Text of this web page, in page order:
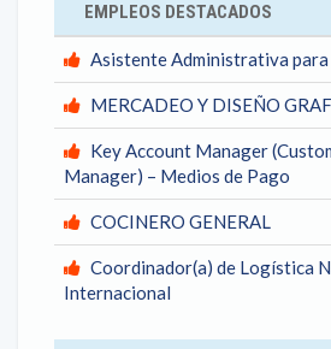
EMPLEOS DESTACADOS
Asistente Administrativa para
MERCADEO Y DISEÑO
Key Account Manager
Manager) – Medios de Pago
COCINERO GENERAL
Coordinador(a) de Logística
Internacional